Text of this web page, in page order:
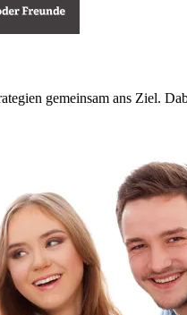
gemeinsam ans Ziel.